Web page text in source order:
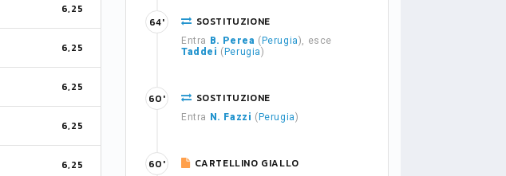
6,25
6,25
6,25
6,25
6,25
SOSTITUZIONE
Entra B. Perea ( Perugia), esce
Taddei ( Perugia)
64'
SOSTITUZIONE
Entra N. Fazzi ( Perugia)
60'
CARTELLINO GIALLO
60'